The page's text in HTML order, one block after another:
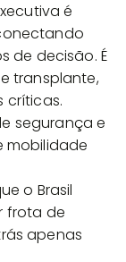
é
de decisão. É
transplante,
críticas.
segurança e
mobilidade
o Brasil
frota de
apenas